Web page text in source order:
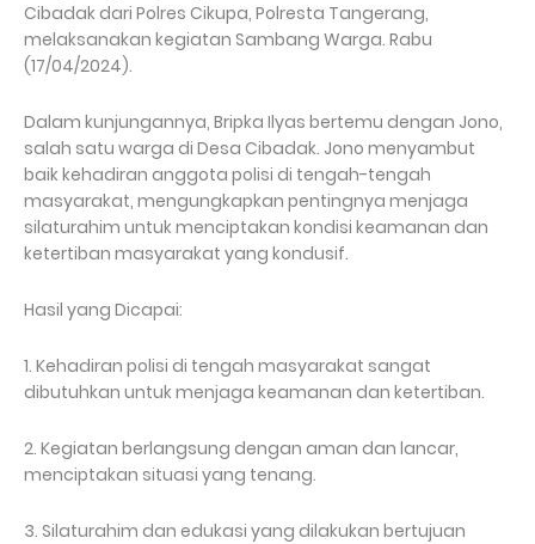
Cibadak dari Polres Cikupa, Polresta Tangerang,
melaksanakan kegiatan Sambang Warga. Rabu
(17/04/2024).
Dalam kunjungannya, Bripka Ilyas bertemu dengan Jono,
salah satu warga di Desa Cibadak. Jono menyambut
baik kehadiran anggota polisi di tengah-tengah
masyarakat, mengungkapkan pentingnya menjaga
silaturahim untuk menciptakan kondisi keamanan dan
ketertiban masyarakat yang kondusif.
Hasil yang Dicapai:
1. Kehadiran polisi di tengah masyarakat sangat
dibutuhkan untuk menjaga keamanan dan ketertiban.
2. Kegiatan berlangsung dengan aman dan lancar,
menciptakan situasi yang tenang.
3. Silaturahim dan edukasi yang dilakukan bertujuan